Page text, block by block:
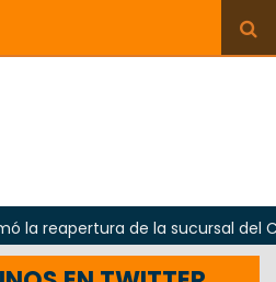
la sucursal del Correo